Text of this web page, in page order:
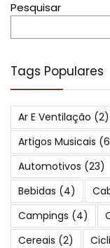
Pesquisar
Tags Populares
Ar E Ventilação (2)
Artigos Musicais
Automotivos (23)
Bebidas (4)
Campings (4)
Cereais (2)